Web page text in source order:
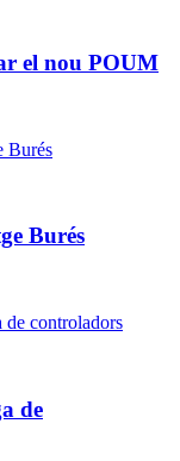
el nou POUM
Burés
de